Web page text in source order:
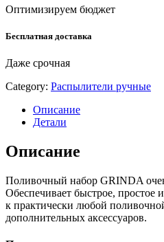
Оптимизируем бюджет
Бесплатная доставка
Даже срочная
Category: Распылители ручные
Описание
Детали
Описание
Поливочный набор GRINDA
Обеспечивает быстрое, простое
к практически любой
дополнительных аксессуаров.